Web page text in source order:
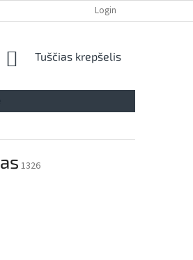
BLOG
Login
SHOPPING
Tuščias krepšelis
1326